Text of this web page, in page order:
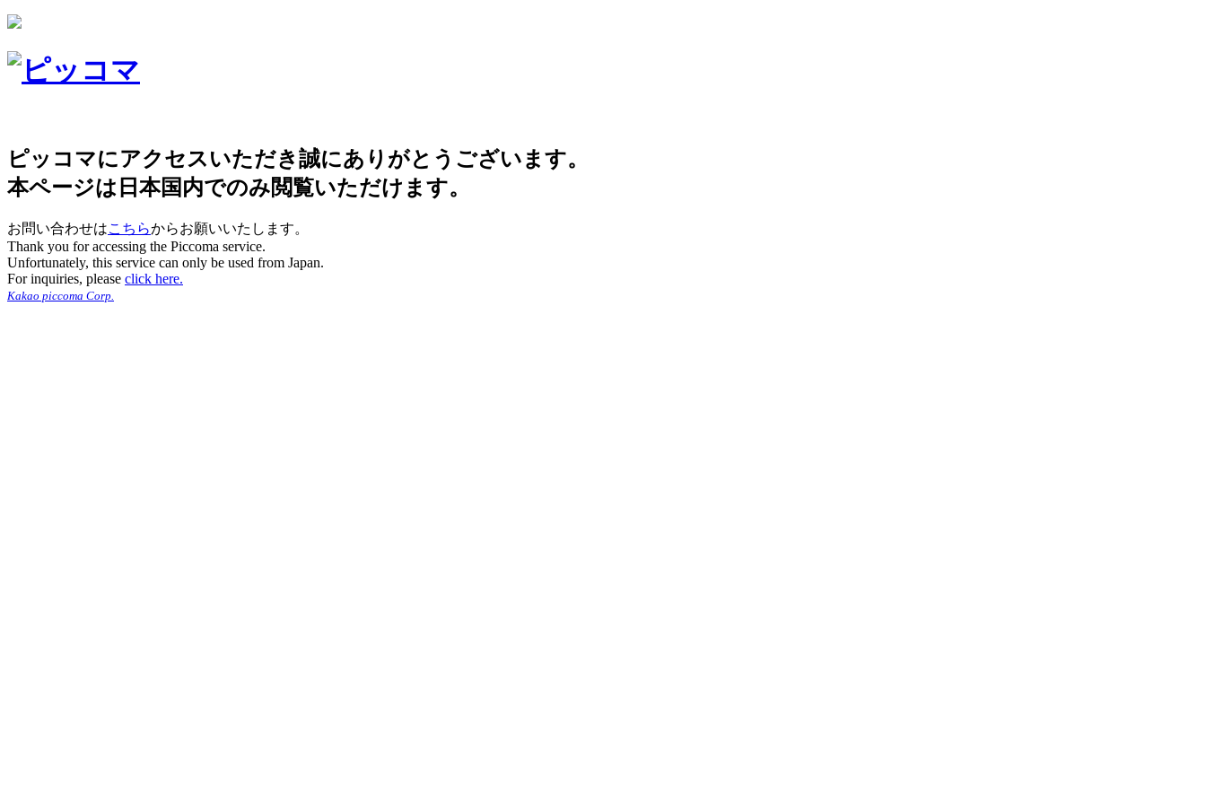
ピッコマにアクセスいただき誠にありがとうございます。
本ページは日本国内でのみ閲覧いただけます。
お問い合わせはこちらからお願いいたします。
Thank you for accessing the Piccoma service.
Unfortunately, this service can only be used from Japan.
For inquiries, please click here.
Kakao piccoma Corp.